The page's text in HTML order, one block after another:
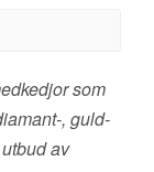
som
, guld-
av